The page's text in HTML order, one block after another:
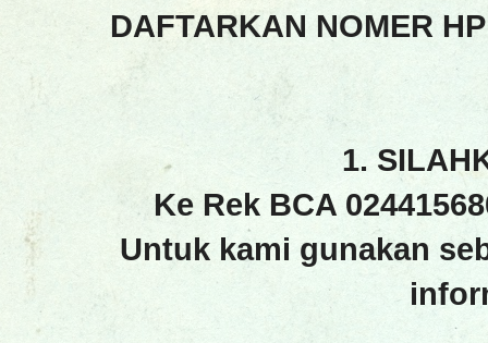
DAFTARKAN NOMER
1.
Ke Rek BCA
Untuk kami gunakan